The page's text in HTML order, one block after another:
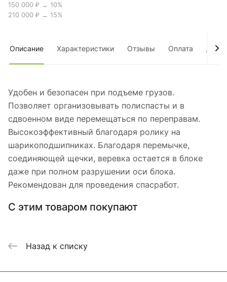
150 000 ₽ → 10%
210 000 ₽ → 15%
Описание Характеристики Отзывы Оплата
Удобен и безопасен при подъеме грузов.
Позволяет организовывать полиспасты и в
сдвоенном виде перемещаться по переправам.
Высокоэффективный благодаря ролику на
шарикоподшипниках. Благодаря перемычке,
соединяющей щечки, веревка остается в блоке
даже при полном разрушении оси блока.
Рекомендован для проведения спасработ.
С этим товаром покупают
Назад к списку